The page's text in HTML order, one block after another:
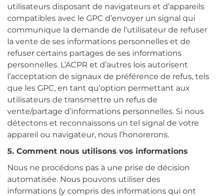
utilisateurs disposant de navigateurs et d’appareils
compatibles avec le GPC d’envoyer un signal qui
communique la demande de l’utilisateur de refuser
la vente de ses informations personnelles et de
refuser certains partages de ses informations
personnelles. L’ACPR et d’autres lois autorisent
l’acceptation de signaux de préférence de refus, tels
que les GPC, en tant qu’option permettant aux
utilisateurs de transmettre un refus de
vente/partage d’informations personnelles. Si nous
détectons et reconnaissons un tel signal de votre
appareil ou navigateur, nous l’honorerons.
5. Comment nous utilisons vos informations
Nous ne procédons pas à une prise de décision
automatisée. Nous pouvons utiliser des
informations (y compris des informations qui ont